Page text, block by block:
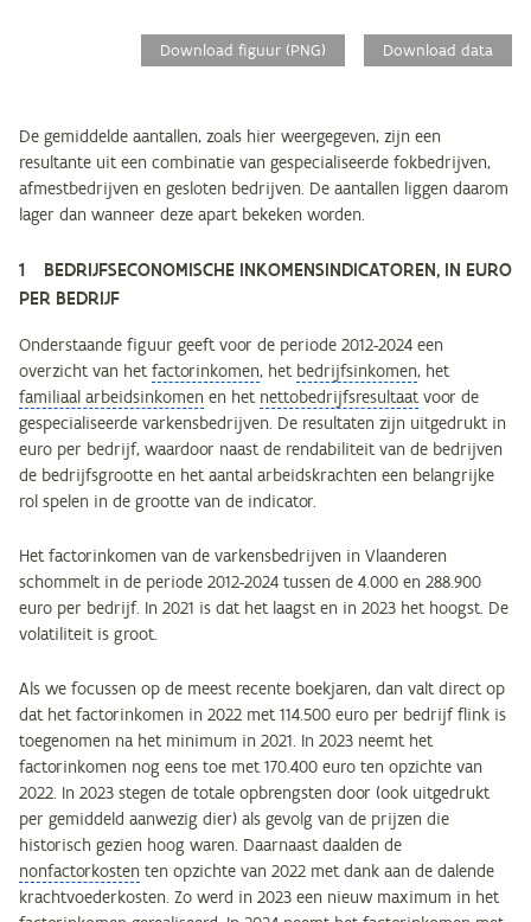
Download figuur (PNG) Download data
De gemiddelde aantallen, zoals hier weergegeven, zijn een
resultante uit een combinatie van gespecialiseerde fokbedrijven,
afmestbedrijven en gesloten bedrijven. De aantallen liggen daarom
lager dan wanneer deze apart bekeken worden.
1 BEDRIJFSECONOMISCHE INKOMENSINDICATOREN, IN EURO
PER BEDRIJF
Onderstaande figuur geeft voor de periode 2012-2024 een
overzicht van hetfactorinkomen, het bedrijfsinkomen, het
familiaal arbeidsinkomen en het nettobedrijfsresultaatvoor de
gespecialiseerde varkensbedrijven. De resultaten zijn uitgedrukt in
euro per bedrijf, waardoor naast de rendabiliteit van de bedrijven
de bedrijfsgrootte en het aantal arbeidskrachten een belangrijke
rol spelen in de grootte van de indicator.
Het factorinkomen van de varkensbedrijven in Vlaanderen
schommelt in de periode 2012-2024 tussen de 4.000 en 288.900
euro per bedrijf. In 2021 is dat het laagst en in 2023 het hoogst. De
volatiliteit is groot.
Als we focussen op de meest recente boekjaren, dan valt direct op
dat het factorinkomen in 2022 met 114.500 euro per bedrijf flink is
toegenomen na het minimum in 2021. In 2023 neemt het
factorinkomen nog eens toe met 170.400 euro ten opzichte van
2022. In 2023 stegen de totale opbrengsten door (ook uitgedrukt
per gemiddeld aanwezig dier) als gevolg van de prijzen die
historisch gezien hoog waren. Daarnaast daalden de
nonfactorkosten ten opzichte van 2022 met dank aan de dalende
krachtvoederkosten. Zo werd in 2023 een nieuw maximum in het